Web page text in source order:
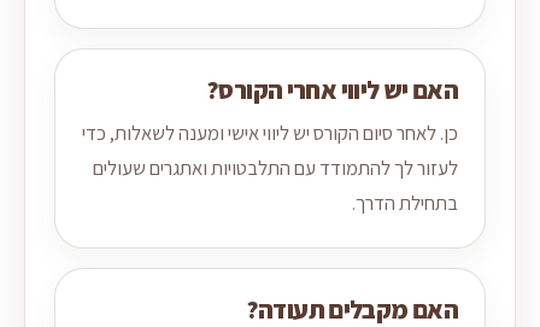
האם יש ליווי אחרי הקורס?
כן. לאחר סיום הקורס יש ליווי אישי ומענה לשאלות, כדי
לעזור לך להתמודד עם התלבטויות ואתגרים שעולים
בתחילת הדרך.
האם מקבלים תעודה?